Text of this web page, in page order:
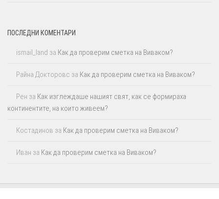
ПОСЛЕДНИ КОМЕНТАРИ
ismail_land за Как да проверим сметка на Виваком?
Райна Докторовс за Как да проверим сметка на Виваком?
Рен за Как изглеждаше нашият свят, как се формираха
континентите, на които живеем?
Костадинов за Как да проверим сметка на Виваком?
Иван за Как да проверим сметка на Виваком?